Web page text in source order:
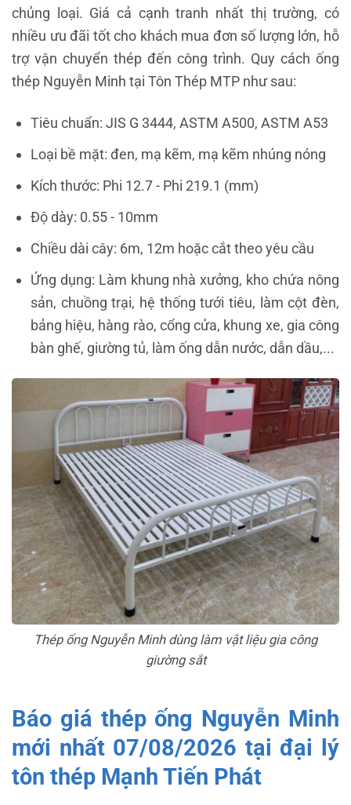
chủng loại. Giá cả cạnh tranh nhất thị trường, có
nhiều ưu đãi tốt cho khách mua đơn số lượng lớn, hỗ
trợ vận chuyển thép đến công trình. Quy cách ống
thép Nguyễn Minh tại Tôn Thép MTP như sau:
Tiêu chuẩn: JIS G 3444, ASTM A500, ASTM A53
Loại bề mặt: đen, mạ kẽm, mạ kẽm nhúng nóng
Kích thước: Phi 12.7 - Phi 219.1 (mm)
Độ dày: 0.55 - 10mm
Chiều dài cây: 6m, 12m hoặc cắt theo yêu cầu
Ứng dụng: Làm khung nhà xưởng, kho chứa nông
sản, chuồng trại, hệ thống tưới tiêu, làm cột đèn,
bảng hiệu, hàng rào, cổng cửa, khung xe, gia công
bàn ghế, giường tủ, làm ống dẫn nước, dẫn dầu,...
Thép ống Nguyễn Minh dùng làm vật liệu gia công
giường sắt
Báo giá thép ống Nguyễn Minh
mới nhất 07/08/2026 tại đại lý
tôn thép Mạnh Tiến Phát